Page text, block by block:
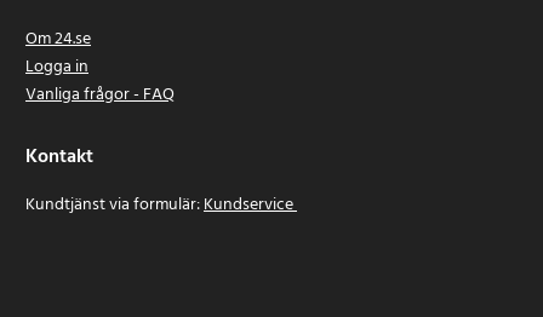
Om 24.se
Logga in
Vanliga frågor - FAQ
Kontakt
Kundtjänst via formulär:Kundservice